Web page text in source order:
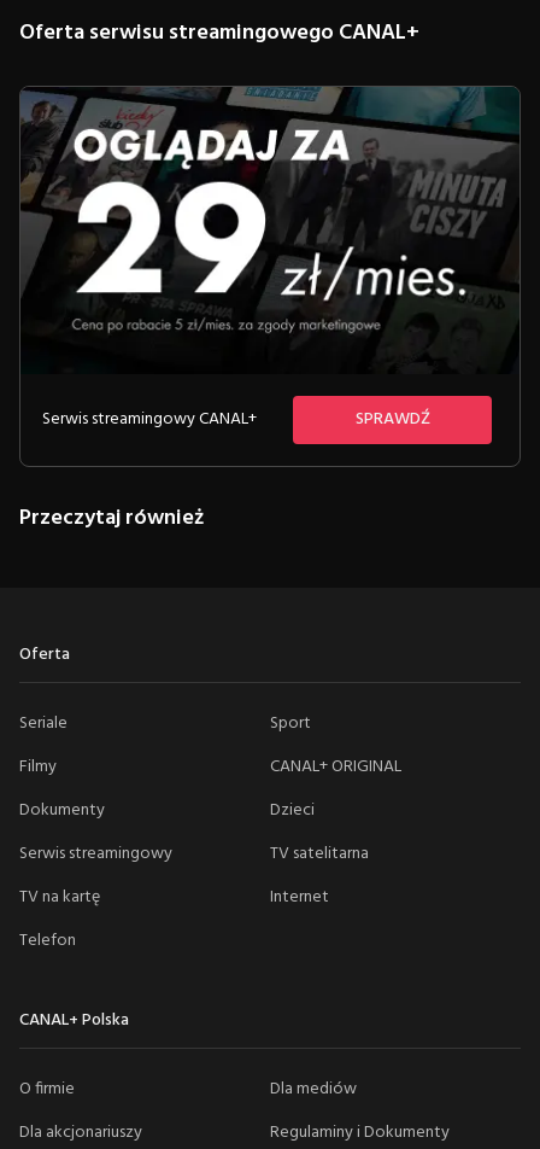
Oferta serwisu streamingowego CANAL+
Serwis streamingowy CANAL+ SPRAWDŹ
Przeczytaj również
Oferta
Seriale
Sport
Filmy
CANAL+ ORIGINAL
Dokumenty
Dzieci
Serwis streamingowy
TV satelitarna
TV na kartę
Internet
Telefon
CANAL+ Polska
O firmie
Dla mediów
Dla akcjonariuszy
Regulaminy i Dokumenty